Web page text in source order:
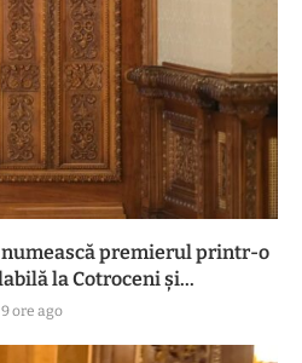
numească premierul printr-o
la Cotroceni și...
9 ore ago